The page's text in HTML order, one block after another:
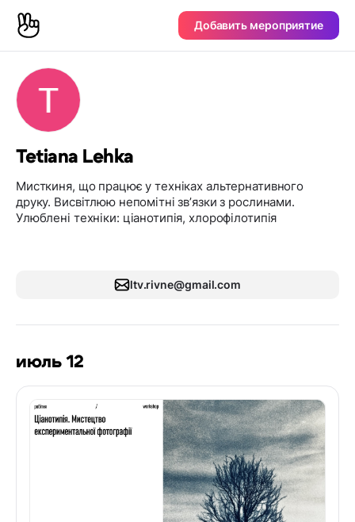
Добавить мероприятие
Tetiana Lehka
Мисткиня, що працює у техніках альтернативного
друку. Висвітлюю непомітні звʼязки з рослинами.
Улюблені техніки: ціанотипія, хлорофілотипія
ltv.rivne@gmail.com
июль 12